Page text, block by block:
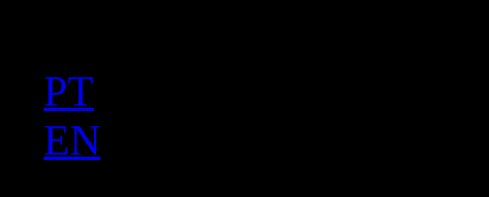
PT
EN